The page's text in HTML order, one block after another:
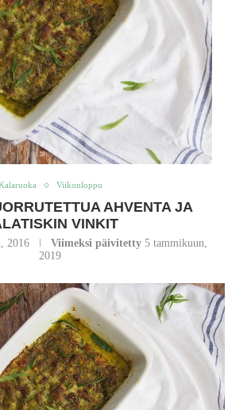
Viikonloppu
AHVENTA JA
VINKIT
2016 Viimeksi päivitetty 5 tammikuun,
2019